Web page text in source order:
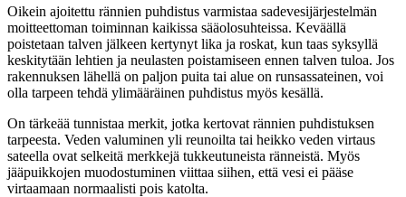
Oikein ajoitettu rännien puhdistus varmistaa sadevesijärjestelmän
moitteettoman toiminnan kaikissa sääolosuhteissa. Keväällä
poistetaan talven jälkeen kertynyt lika ja roskat, kun taas syksyllä
keskitytään lehtien ja neulasten poistamiseen ennen talven tuloa. Jos
rakennuksen lähellä on paljon puita tai alue on runsassateinen, voi
olla tarpeen tehdä ylimääräinen puhdistus myös kesällä.
On tärkeää tunnistaa merkit, jotka kertovat rännien puhdistuksen
tarpeesta. Veden valuminen yli reunoilta tai heikko veden virtaus
sateella ovat selkeitä merkkejä tukkeutuneista ränneistä. Myös
jääpuikkojen muodostuminen viittaa siihen, että vesi ei pääse
virtaamaan normaalisti pois katolta.